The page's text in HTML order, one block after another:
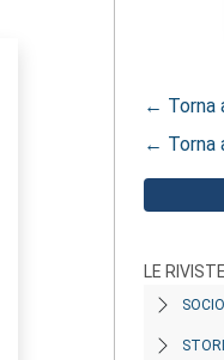
← Torna
← Torna
LE